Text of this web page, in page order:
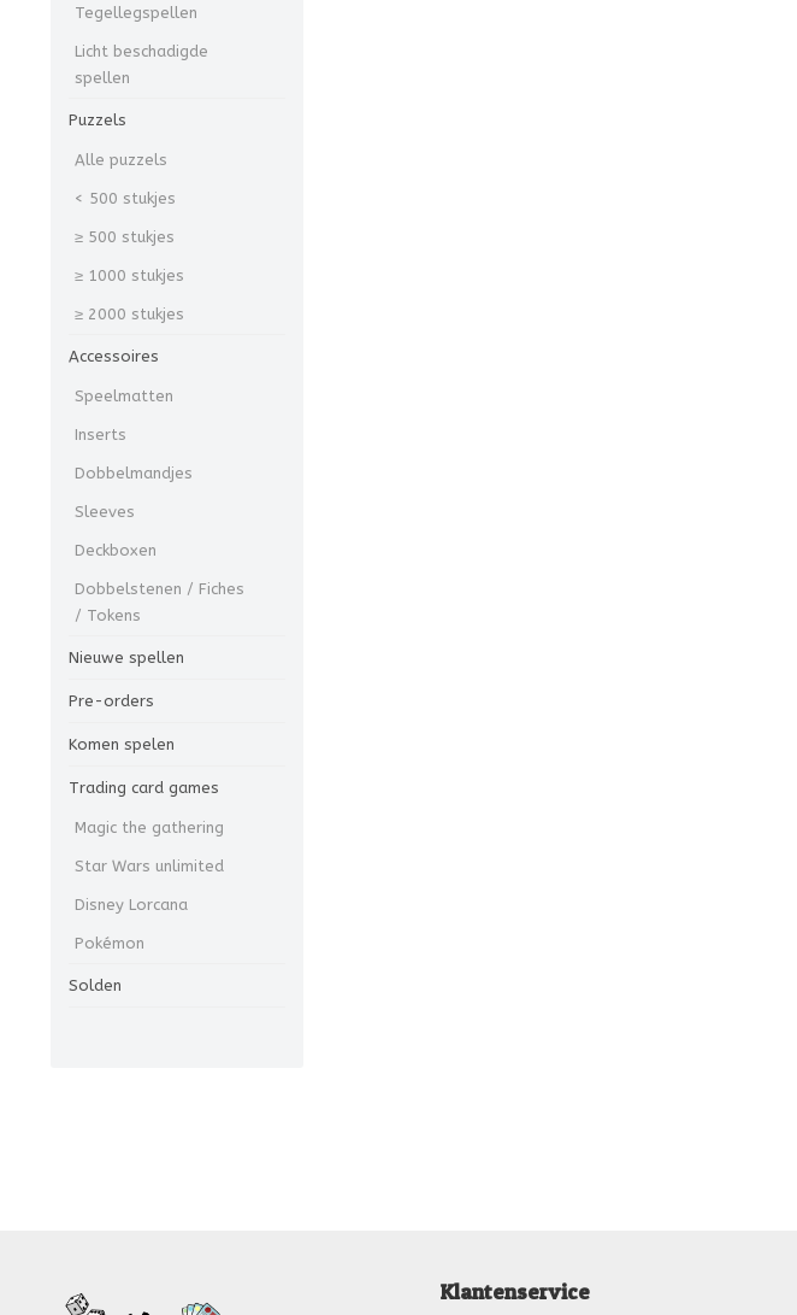
Tegellegspellen
Licht beschadigde
spellen
Puzzels
Alle puzzels
< 500 stukjes
≥ 500 stukjes
≥ 1000 stukjes
≥ 2000 stukjes
Accessoires
Speelmatten
Inserts
Dobbelmandjes
Sleeves
Deckboxen
Dobbelstenen / Fiches
/ Tokens
Nieuwe spellen
Pre-orders
Komen spelen
Trading card games
Magic the gathering
Star Wars unlimited
Disney Lorcana
Pokémon
Solden
Klantenservice